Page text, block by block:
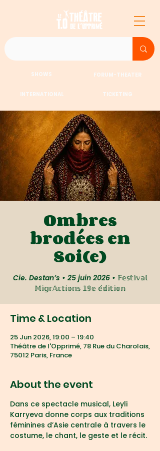
SHOWS FORUM-THEATER
INTERNATIONAL TICKETING
Ombres
brodées en
Soi(e)
Cie. Destan’s • 25 juin 2026 • 𝔽𝕖𝕤𝕥𝕚𝕧𝕒𝕝
𝕄𝕚𝕘𝕣𝔸𝕔𝕥𝕚𝕠𝕟𝕤 𝟙𝟡𝕖 𝕖́𝕕𝕚𝕥𝕚𝕠𝕟
Time & Location
25 Jun 2026, 19:00 – 19:40
Théâtre de l'Opprimé, 78 Rue du Charolais,
75012 Paris, France
About the event
Dans ce spectacle musical, Leyli
Karryeva donne corps aux traditions
féminines d’Asie centrale à travers le
costume, le chant, le geste et le récit.